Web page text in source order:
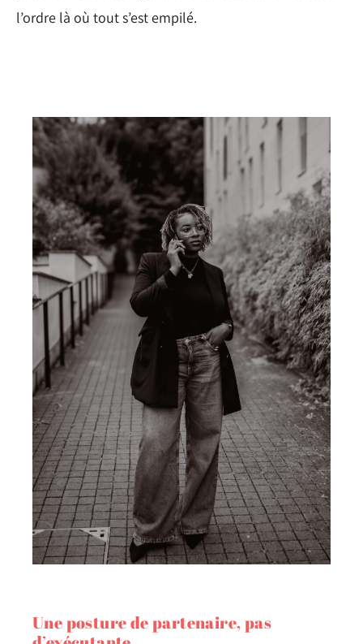
l’ordre là où tout s’est empilé.
Une posture de partenaire, pas